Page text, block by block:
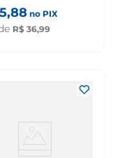
,88 no PIX
R$ 36,99